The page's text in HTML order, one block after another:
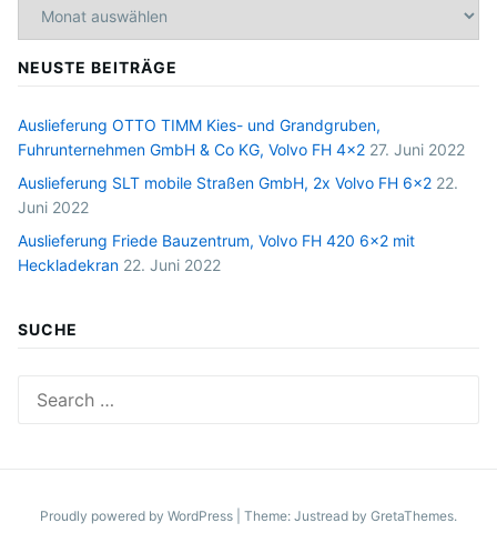
NEUSTE BEITRÄGE
Auslieferung OTTO TIMM Kies- und Grandgruben,
Fuhrunternehmen GmbH & Co KG, Volvo FH 4×2 27. Juni 2022
Auslieferung SLT mobile Straßen GmbH, 2x Volvo FH 6×2 22.
Juni 2022
Auslieferung Friede Bauzentrum, Volvo FH 420 6×2 mit
Heckladekran 22. Juni 2022
SUCHE
for:
Proudly powered by WordPress Theme: Justread by GretaThemes.